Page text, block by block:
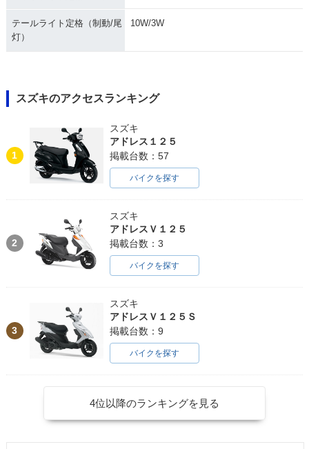
テールライト定格（制動/尾
灯）
10W/3W
スズキのアクセスランキング
1
スズキ
アドレス１２５
掲載台数：57
バイクを探す
2
スズキ
アドレスＶ１２５
掲載台数：3
バイクを探す
3
スズキ
アドレスＶ１２５Ｓ
掲載台数：9
バイクを探す
4位以降のランキングを見る